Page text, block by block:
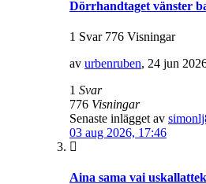
Dörrhandtaget vänster
1 Svar 776 Visningar
av urbenruben, 24 jun
1 Svar
776 Visningar
Senaste inlägget av
03 aug 2026, 17:46
Aina sama vai